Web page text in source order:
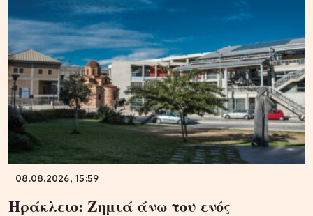
08.08.2026, 15:59
Ηράκλειο: Ζημιά άνω του ενός